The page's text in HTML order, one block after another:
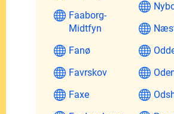
Faaborg-
Midtfyn
Fanø
Favrskov
Faxe